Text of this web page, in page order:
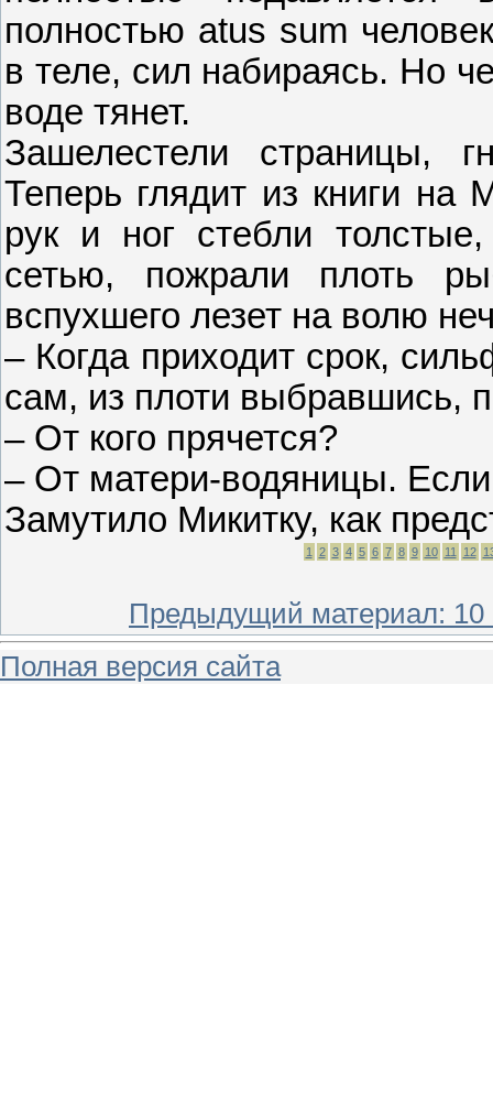
полностью atus sum
в теле, сил набираясь. Но
воде тянет.
Зашелестели страницы,
Теперь глядит из книги на
рук и ног стебли
сетью, пожрали плоть
вспухшего лезет на волю
– Когда приходит срок,
сам, из плоти выбравшись,
– От кого прячется?
– От матери-водяницы. Если
Замутило Микитку, как
1 2 3 4 5 6 7 8 9 10 11 12
Предыдущий материал: 10
Полная версия сайта